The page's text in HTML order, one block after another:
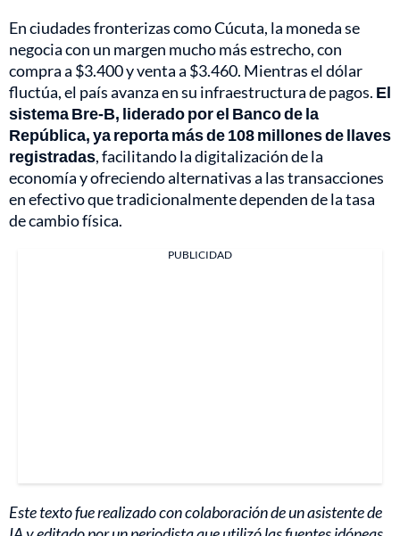
En ciudades fronterizas como Cúcuta, la moneda se
negocia con un margen mucho más estrecho, con
compra a $3.400 y venta a $3.460. Mientras el dólar
fluctúa, el país avanza en su infraestructura de pagos. El
sistema Bre-B, liderado por el Banco de la
República, ya reporta más de 108 millones de llaves
registradas, facilitando la digitalización de la
economía y ofreciendo alternativas a las transacciones
en efectivo que tradicionalmente dependen de la tasa
de cambio física.
PUBLICIDAD
Este texto fue realizado con colaboración de un asistente de